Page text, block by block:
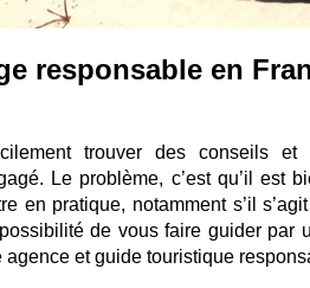
responsable en
trouver des conseils et
Le problème, c’est qu’il est
en pratique, notamment s’il
de vous faire guider par
agence et guide touristique